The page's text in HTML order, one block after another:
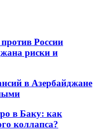
России
риски и
в Азербайджане
в Баку: как
коллапса?